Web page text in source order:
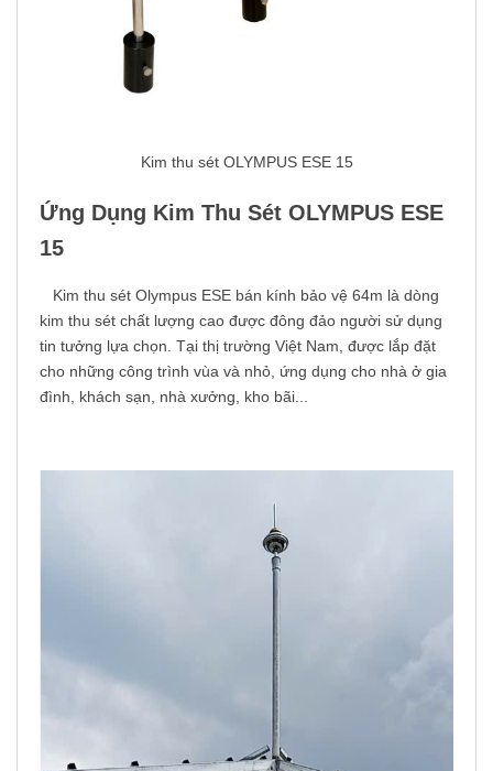
Kim thu sét OLYMPUS ESE 15
Ứng Dụng Kim Thu Sét OLYMPUS ESE
15
Kim thu sét Olympus ESE bán kính bảo vệ 64m là dòng
kim thu sét chất lượng cao được đông đảo người sử dụng
tin tưởng lựa chọn. Tại thị trường Việt Nam, được lắp đặt
cho những công trình vùa và nhỏ, ứng dụng cho nhà ở gia
đình, khách sạn, nhà xưởng, kho bãi...